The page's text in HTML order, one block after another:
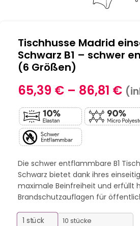
Tischhusse Madrid
Schwarz B1 – schwer
(6 Größen)
65,39 € – 86,81 €
Die schwer entflammbare B1
Schwarz bietet dank ihres
maximale Beinfreiheit und erfüllt
Brandschutzauflagen für
1 stück 10 stücke